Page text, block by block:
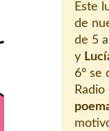
Este
de
de 5
y
6º se
Radio